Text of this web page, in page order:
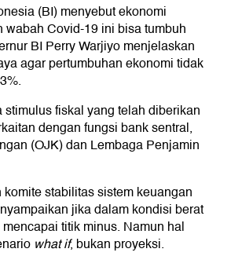
(BI) menyebut ekonomi
wabah Covid-19 ini bisa tumbuh
BI Perry Warjiyo menjelaskan
agar pertumbuhan ekonomi tidak
fiskal yang telah diberikan
dengan fungsi bank sentral,
(OJK) dan Lembaga Penjamin
stabilitas sistem keuangan
jika dalam kondisi berat
titik minus. Namun hal
what if, bukan proyeksi.